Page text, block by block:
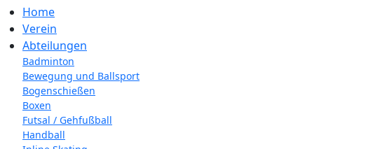
Home
Verein
Abteilungen
Badminton
Bewegung und Ballsport
Bogenschießen
Boxen
Futsal / Gehfußball
Handball